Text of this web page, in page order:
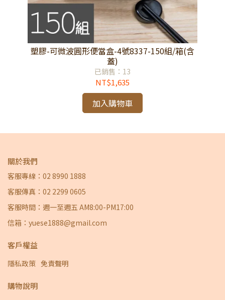
塑膠-可微波圓形便當盒-4號8337-150組/箱(含
蓋)
已銷售：13
NT$1,635
加入購物車
關於我們
客服專線：02 8990 1888
客服傳真：02 2299 0605
客服時間：週一至週五 AM8:00-PM17:00
信箱：yuese1888@gmail.com
客戶權益
隱私政策 免責聲明
購物說明